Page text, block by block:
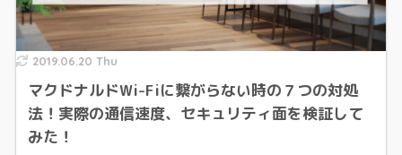
2019.06.20 Thu
マクドナルドWi-Fiに繋がらない時の７つの対処
法！実際の通信速度、セキュリティ面を検証して
みた！